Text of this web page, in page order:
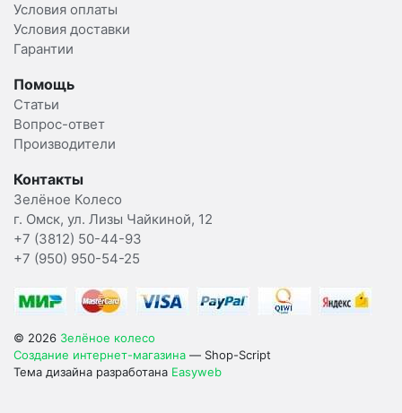
Условия оплаты
Условия доставки
Гарантии
Помощь
Статьи
Вопрос-ответ
Производители
Контакты
Зелёное Колесо
г. Омск, ул. Лизы Чайкиной, 12
+7 (3812) 50-44-93
+7 (950) 950-54-25
© 2026 Зелёное колесо
Создание интернет-магазина — Shop-Script
Тема дизайна разработана Easyweb